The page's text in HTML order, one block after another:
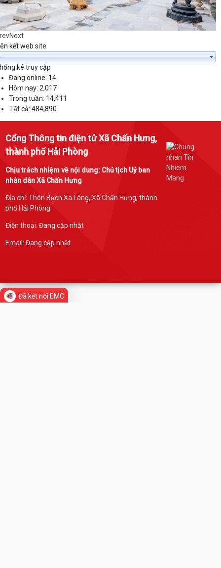
Next
kết web site
kê truy cập
Đang online: 14
Hôm nay: 2,017
Trong tuần: 14,411
Tất cả: 484,890
Cổng Thông tin điện tử Xã Chấn Hưng,
thành phố Hải Phòng
Chịu trách nhiệm về nội dung: Chủ tịch Uỷ ban
nhân dân Xã Chấn Hưng
Địa chỉ: Thôn Bạch Xa Làng, Xã Chấn Hưng, thành
phố Hải Phòng
Điện thoại: Đang cập nhật
Email: Đang cập nhật
Đã kết nối EMC